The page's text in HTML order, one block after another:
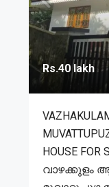
Rs.40 lakh
HOUSE FOR
വാഴക്കുളം